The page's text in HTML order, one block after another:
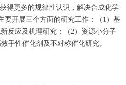
得更多的规律性认识，解决合成化学
要开展三个方面的研究工作：（1）基
反应及机理研究；（2）资源小分子
手性催化剂及不对称催化研究。